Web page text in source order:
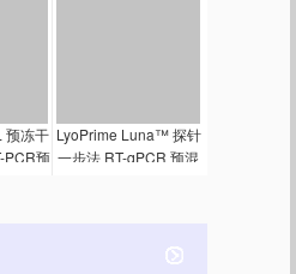
预冻干
PCR预
LyoPrime Luna™ 探针
一步法 RT-qPCR 预混